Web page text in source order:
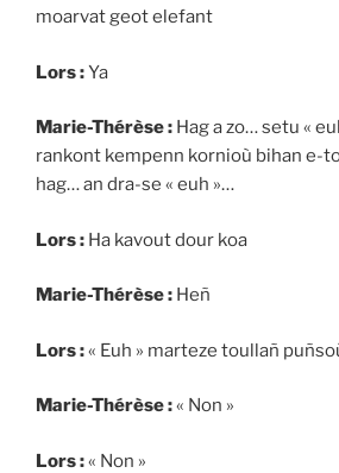
moarvat geot elefant
Lors :Ya
Marie-Thérèse : Hag a zo… setu «
rankont kempenn kornioù bihan e-
hag… an dra-se « euh »…
Lors : Ha kavout dour koa
Marie-Thérèse : Heñ
Lors :« Euh » marteze toullañ
Marie-Thérèse :« Non »
Lors :« Non »